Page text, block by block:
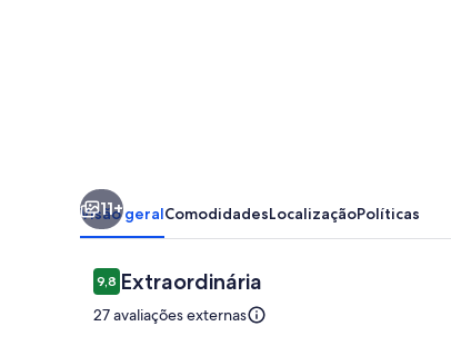
do
sol
11+
Visão geralComodidadesLocalizaçãoPolíticas
Avaliações
9,89,8 de 10
Extraordinária
27 avaliações externas